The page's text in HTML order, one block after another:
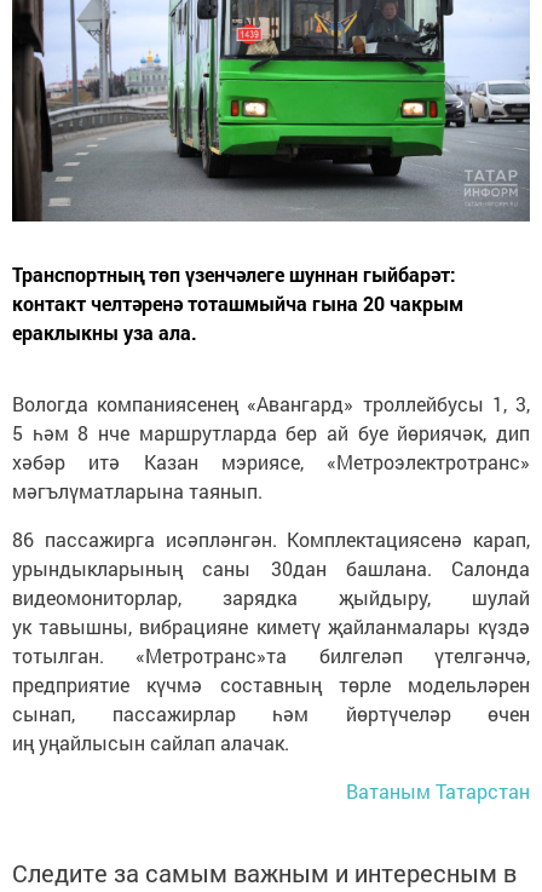
Транспортның төп үзенчәлеге шуннан гыйбарәт:
контакт челтәренә тоташмыйча гына 20 чакрым
ераклыкны уза ала.
Вологда компаниясенең «Авангард» троллейбусы 1, 3,
5 һәм 8 нче маршрутларда бер ай буе йөриячәк, дип
хәбәр итә Казан мэриясе, «Метроэлектротранс»
мәгълүматларына таянып.
86 пассажирга исәпләнгән. Комплектациясенә карап,
урындыкларының саны 30дан башлана. Салонда
видеомониторлар, зарядка җыйдыру, шулай
ук тавышны, вибрацияне киметү җайланмалары күздә
тотылган. «Метротранс»та билгеләп үтелгәнчә,
предприятие күчмә составның төрле модельләрен
сынап, пассажирлар һәм йөртүчеләр өчен
иң уңайлысын сайлап алачак.
Ватаным Татарстан
Следите за самым важным и интересным в